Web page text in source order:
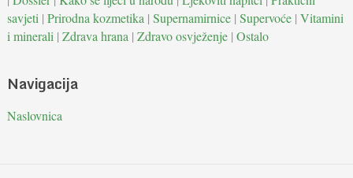
savjeti | Prirodna kozmetika | Supernamirnice| Supervoće| Vitamini
i minerali | Zdrava hrana | Zdravo osvježenje| Ostalo
Navigacija
Naslovnica